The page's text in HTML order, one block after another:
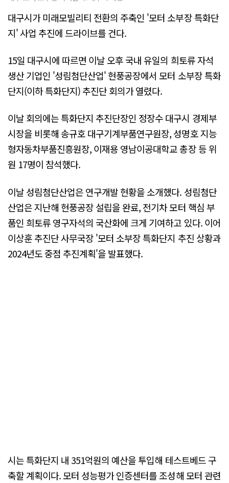
대구시가 미래모빌리티 전환의 주축인 '모터 소부장 특화단
지' 사업 추진에 드라이브를 건다.
15일 대구시에 따르면 이날 오후 국내 유일의 희토류 자석
생산 기업인 '성림첨단산업' 현풍공장에서 모터 소부장 특화
단지(이하 특화단지) 추진단 회의가 열렸다.
이날 회의에는 특화단지 추진단장인 정장수 대구시 경제부
시장을 비롯해 송규호 대구기계부품연구원장, 성명호 지능
형자동차부품진흥원장, 이재용 영남이공대학교 총장 등 위
원 17명이 참석했다.
이날 성림첨단산업은 연구개발 현황을 소개했다. 성림첨단
산업은 지난해 현풍공장 설립을 완료, 전기차 모터 핵심 부
품인 희토류 영구자석의 국산화에 크게 기여하고 있다. 이어
이상훈 추진단 사무국장 '모터 소부장 특화단지 추진 상황과
2024년도 중점 추진계획'을 발표했다.
시는 특화단지 내 351억원의 예산을 투입해 테스트베드 구
축할 계획이다. 모터 성능평가 인증센터를 조성해 모터 관련